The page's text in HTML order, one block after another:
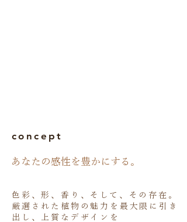
concept
​あなたの感性を豊かにする。
色彩、形、香り、そして、その存在。
厳選された植物の魅力を最大限に引き
出し、上質なデザインを